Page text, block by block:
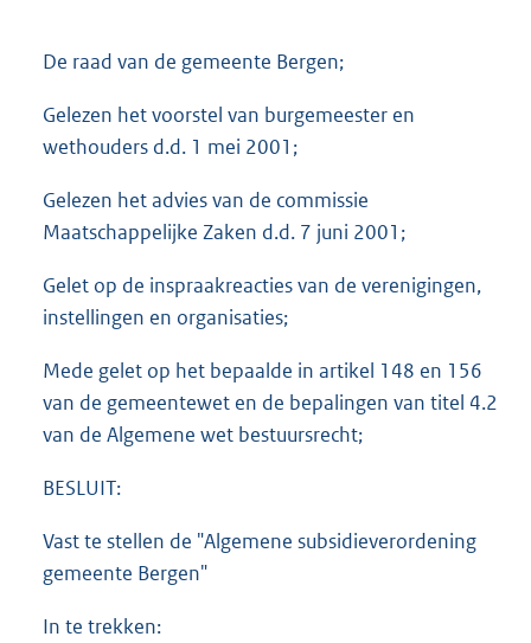
De raad van de gemeente Bergen;
Gelezen het voorstel van burgemeester en
wethouders d.d. 1 mei 2001;
Gelezen het advies van de commissie
Maatschappelijke Zaken d.d. 7 juni 2001;
Gelet op de inspraakreacties van de verenigingen,
instellingen en organisaties;
Mede gelet op het bepaalde in artikel 148 en 156
van de gemeentewet en de bepalingen van titel 4.2
van de Algemene wet bestuursrecht;
BESLUIT:
Vast te stellen de "Algemene subsidieverordening
gemeente Bergen"
In te trekken: